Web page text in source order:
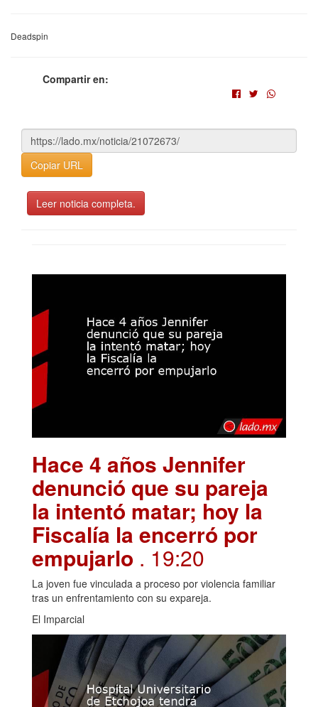
Deadspin
Compartir en:
Copiar URL
Leer noticia completa.
Hace 4 años Jennifer
denunció que su pareja
la intentó matar; hoy la
Fiscalía la encerró por
empujarlo . 19:20
La joven fue vinculada a proceso por violencia familiar
tras un enfrentamiento con su expareja.
El Imparcial